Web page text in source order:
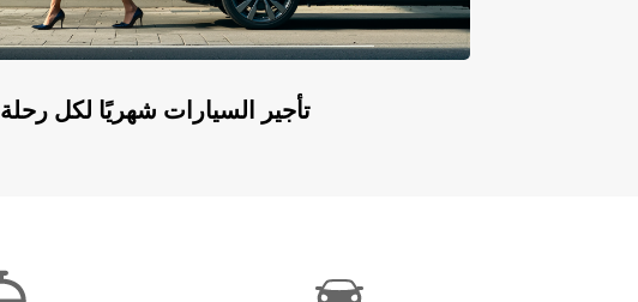
Europcar Flex: تأجير السيارات شهريًا لكل رحلة